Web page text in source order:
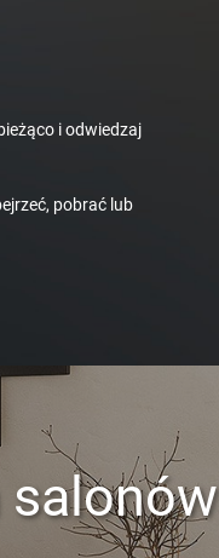
i odwiedzaj
pobrać lub
salonów